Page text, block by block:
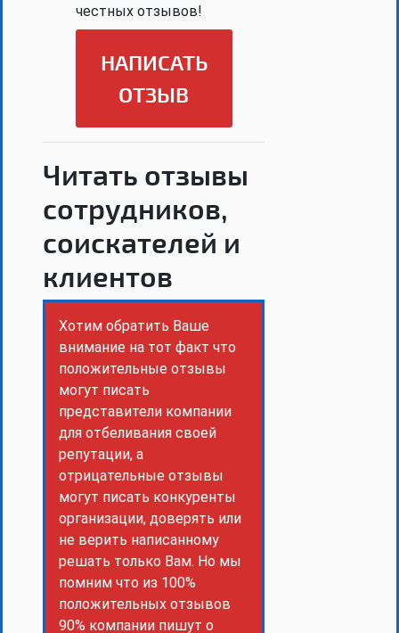
честных отзывов!
НАПИСАТЬ
ОТЗЫВ
Читать отзывы
сотрудников,
соискателей и
клиентов
Хотим обратить Ваше
внимание на тот факт что
положительные отзывы
могут писать
представители компании
для отбеливания своей
репутации, а
отрицательные отзывы
могут писать конкуренты
организации, доверять или
не верить написанному
решать только Вам. Но мы
помним что из 100%
положительных отзывов
90% компании пишут о